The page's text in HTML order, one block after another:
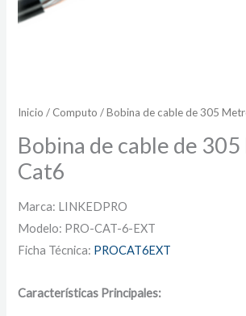
Inicio / Computo / Bobina de cable de 305
Bobina de cable de
Cat6
Marca: LINKEDPRO
Modelo: PRO-CAT-6-EXT
Ficha Técnica: PROCAT6EXT
Características Principales: